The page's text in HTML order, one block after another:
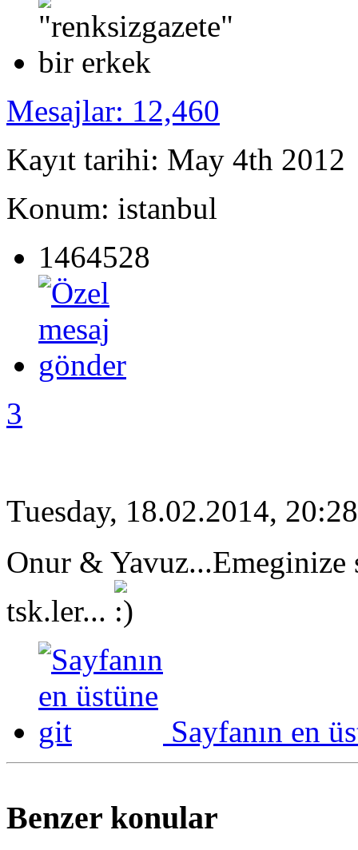
Mesajlar: 12,460
Kayıt tarihi: May 4th 2012
Konum: istanbul
1464528
3
Tuesday, 18.02.2014, 20:28
Onur &
tsk.ler...
Sayfanın en
Benzer konular